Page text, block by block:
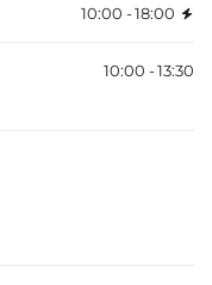
10:00 - 18:00
10:00 - 13:30